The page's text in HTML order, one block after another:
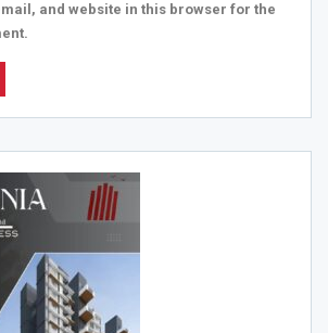
and website in this browser for the